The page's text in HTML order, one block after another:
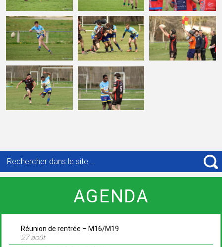
pour
:
AGENDA
Réunion de rentrée – M16/M19
27 août